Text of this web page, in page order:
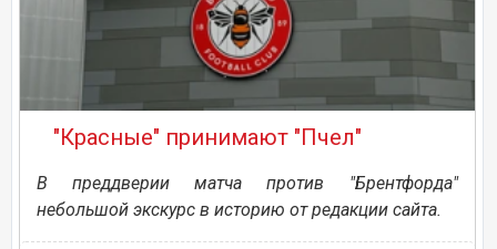
"Красные" принимают "Пчел"
В преддверии матча против "Брентфорда"
небольшой экскурс в историю от редакции сайта.